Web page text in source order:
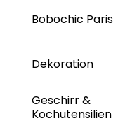
Bobochic Paris
Dekoration
Geschirr &
Kochutensilien